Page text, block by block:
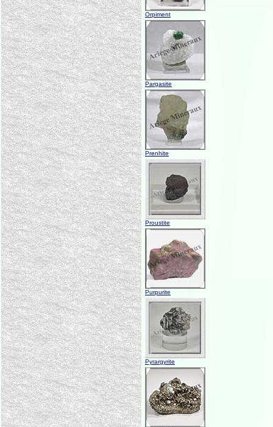
Orpiment
Pargasite
Prenhite
Proustite
Purpurite
Pyrargyrite